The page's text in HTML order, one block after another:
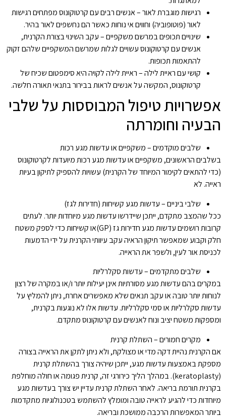
רגישות מוגברת לאור – אנשים רבים עם קרטוקונוס מפתחים רגישות
לאור (פוטופוביה) וחווים אי נוחות כאשר הם נחשפים לאור בהיר.
שינויים תכופים במרשם משקפיים – עקב השינוי בצורת הקרנית,
אנשים עם קרטוקונוס עשויים לגלות שמרשם המשקפיים שלהם זקוק
להתאמות תכופות.
קושי עם ראיית לילה – ראיית לילה לקויה היא סימפטום שכיח של
קרטוקונוס, המקשה על אנשים לראות בבירור בתנאי תאורה חלשה.
אפשרויות טיפול המבוססות על שלבי
הבעיה וחומרתה
שלבים מוקדמים – משקפיים או עדשות מגע רכות
בשלבים הראשונים, משקפיים או עדשות מגע רכות מיועדות לקרטוקונוס
(כדי להתאים לקימור המיוחד של הקרנית) עשויות להספיק לתיקון בעיות
ראייה. לא
שלבי ביניים – עדשות מגע קשיחות (חדירות לגז)
ככל שהמצב מתקדם, ייתכן שיידרשו עדשות מגע מיוחדות יותר. לעתים
קרובות רושמים עדשות מגע חדירות גז (GP)או קשיחות כדי לספק משטח
חלק וקבוע שמאפשר תיקון הראיה עקב עיוותי הקרנית על ידי הדמעות
לכניסת אור לעין, ולשפר את הראייה.
שלבים מתקדמים – עדשות סקלרליות
במקרים בהם עדשות מגע מסורתיות אינן יעילות יותר ו/או במקרה של רצון
לנוחות יותר טובה או עקב תנאים שלא מאפשרים אחרת, ניתן להמליץ על
עדשות סקלרליות או סמי סקלרליות. עדשות אלו לא נוגעות בקרנית,
ומספקות משטח יציב ונוח לאנשים עם קרטוקונוס מתקדם.
מקרים חמורים – השתלת קרנית
אם הקרנית נהיית דקה מדי או מצולקת, ולא ניתן לתקן את הראייה בצורה
מספקת באמצעות עדשות מגע, ייתכן שיהיה צורך בהשתלת קרנית
(keratoplasty). במהלך הליך כירורגי זה, קרנית פגומה או חולה מוחלפת
בקרנית תורמת בריאה. לאחר השתלת קרנית עדיין יש צורך בעדשות מגע
מיוחדות כדי להגיע לראייה טובה ומומלץ להשתמש בטכנולוגיות מתקדמות
ביותר המאפשרות הרכבה ממושכת ובריאה.